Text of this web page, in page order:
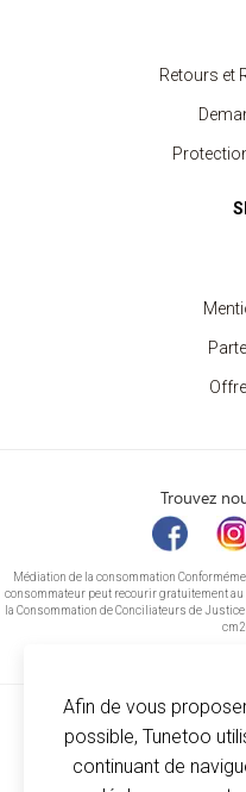
Retours et
Trouvez
Médiation de la consommation
consommateur peut recourir gratuitement
la Consommation de Conciliateurs de
Afin de vous
possible, Tunetoo
continuant de